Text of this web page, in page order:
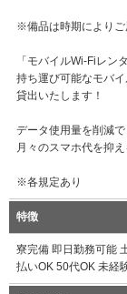
※備品は時期によりご
「モバイルWi-Fiレン
持ち運び可能なモバ
貸出いたします！
データ使用量を削減で
月々のスマホ代を抑
※各規定あり
特徴
寮完備 即日勤務可能
払いOK 50代OK 未経